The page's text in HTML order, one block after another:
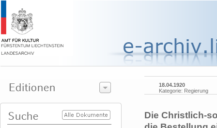
18.04.1920
Kategorie: Regierung
Die Christlich-